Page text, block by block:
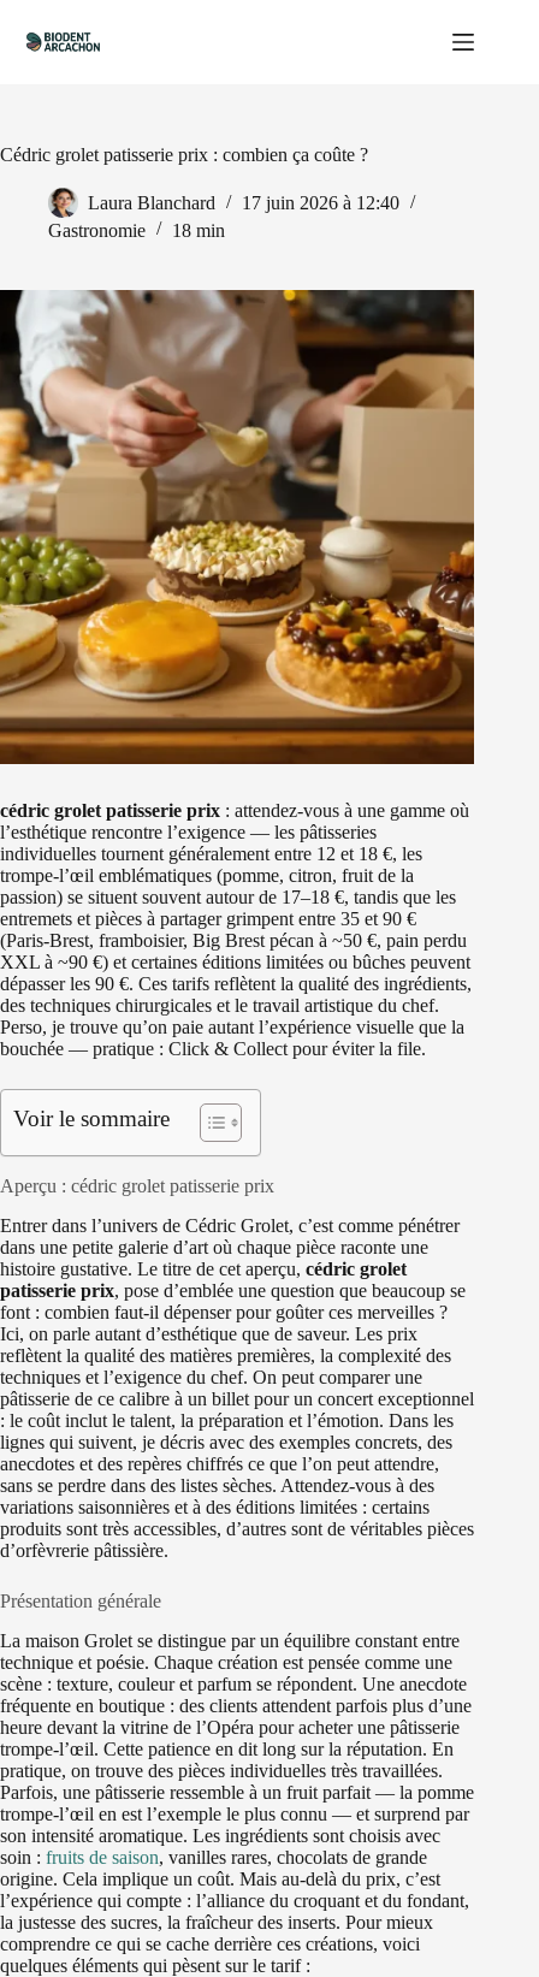
contenu
Cédric grolet patisserie prix : combien ça coûte ?
Laura Blanchard
17 juin 2026 à 12:40
Gastronomie
18 min
cédric grolet patisserie prix : attendez‑vous à une gamme où
l’esthétique rencontre l’exigence — les pâtisseries
individuelles tournent généralement entre 12 et 18 €, les
trompe‑l’œil emblématiques (pomme, citron, fruit de la
passion) se situent souvent autour de 17–18 €, tandis que les
entremets et pièces à partager grimpent entre 35 et 90 €
(Paris‑Brest, framboisier, Big Brest pécan à ~50 €, pain perdu
XXL à ~90 €) et certaines éditions limitées ou bûches peuvent
dépasser les 90 €. Ces tarifs reflètent la qualité des ingrédients,
des techniques chirurgicales et le travail artistique du chef.
Perso, je trouve qu’on paie autant l’expérience visuelle que la
bouchée — pratique : Click & Collect pour éviter la file.
Voir le sommaire
Aperçu : cédric grolet patisserie prix
Entrer dans l’univers de Cédric Grolet, c’est comme pénétrer
dans une petite galerie d’art où chaque pièce raconte une
histoire gustative. Le titre de cet aperçu, cédric grolet
patisserie prix, pose d’emblée une question que beaucoup se
font : combien faut-il dépenser pour goûter ces merveilles ?
Ici, on parle autant d’esthétique que de saveur. Les prix
reflètent la qualité des matières premières, la complexité des
techniques et l’exigence du chef. On peut comparer une
pâtisserie de ce calibre à un billet pour un concert exceptionnel
: le coût inclut le talent, la préparation et l’émotion. Dans les
lignes qui suivent, je décris avec des exemples concrets, des
anecdotes et des repères chiffrés ce que l’on peut attendre,
sans se perdre dans des listes sèches. Attendez-vous à des
variations saisonnières et à des éditions limitées : certains
produits sont très accessibles, d’autres sont de véritables pièces
d’orfèvrerie pâtissière.
Présentation générale
La maison Grolet se distingue par un équilibre constant entre
technique et poésie. Chaque création est pensée comme une
scène : texture, couleur et parfum se répondent. Une anecdote
fréquente en boutique : des clients attendent parfois plus d’une
heure devant la vitrine de l’Opéra pour acheter une pâtisserie
trompe-l’œil. Cette patience en dit long sur la réputation. En
pratique, on trouve des pièces individuelles très travaillées.
Parfois, une pâtisserie ressemble à un fruit parfait — la pomme
trompe-l’œil en est l’exemple le plus connu — et surprend par
son intensité aromatique. Les ingrédients sont choisis avec
soin : fruits de saison, vanilles rares, chocolats de grande
origine. Cela implique un coût. Mais au-delà du prix, c’est
l’expérience qui compte : l’alliance du croquant et du fondant,
la justesse des sucres, la fraîcheur des inserts. Pour mieux
comprendre ce qui se cache derrière ces créations, voici
quelques éléments qui pèsent sur le tarif :